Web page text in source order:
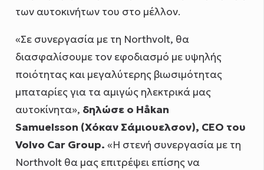
των αυτοκινήτων του στο μέλλον.
«Σε συνεργασία με τη Northvolt, θα
διασφαλίσουμε τον εφοδιασμό με υψηλής
ποιότητας και μεγαλύτερης βιωσιμότητας
μπαταρίες για τα αμιγώς ηλεκτρικά μας
αυτοκίνητα», δηλώσε ο Håkan
Samuelsson (Χόκαν Σάμιουελσον), CEO του
Volvo Car Group. «Η στενή συνεργασία με τη
Northvolt θα μας επιτρέψει επίσης να